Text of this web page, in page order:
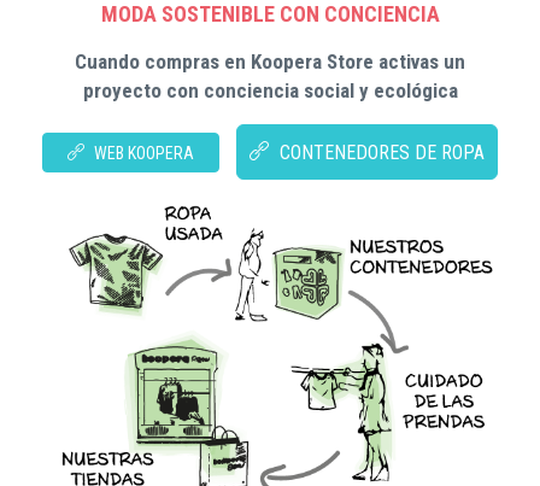
MODA SOSTENIBLE CON CONCIENCIA
Cuando compras en Koopera Store activas un
proyecto con conciencia social y ecológica
WEB KOOPERA CONTENEDORES DE ROPA